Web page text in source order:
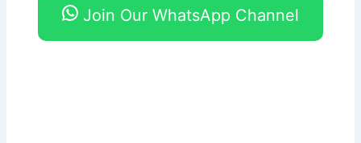
Join Our WhatsApp Channel